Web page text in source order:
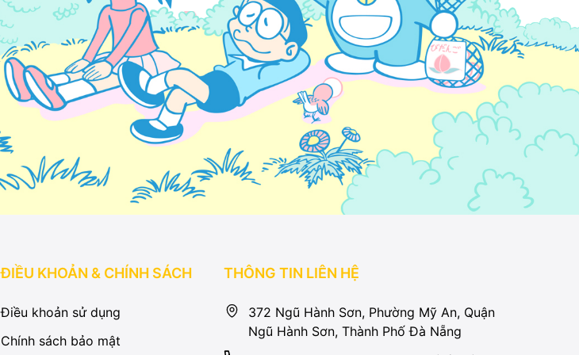
ĐIỀU KHOẢN & CHÍNH SÁCH
Điều khoản sử dụng
Chính sách bảo mật
THÔNG TIN LIÊN HỆ
372 Ngũ Hành Sơn, Phường Mỹ An, Quận
Ngũ Hành Sơn, Thành Phố Đà Nẵng